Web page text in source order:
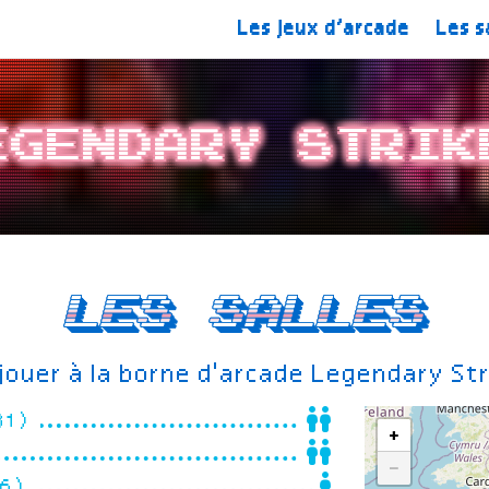
Les jeux d’arcade Les
Les salles
à la borne d'arcade Legendary
+
−